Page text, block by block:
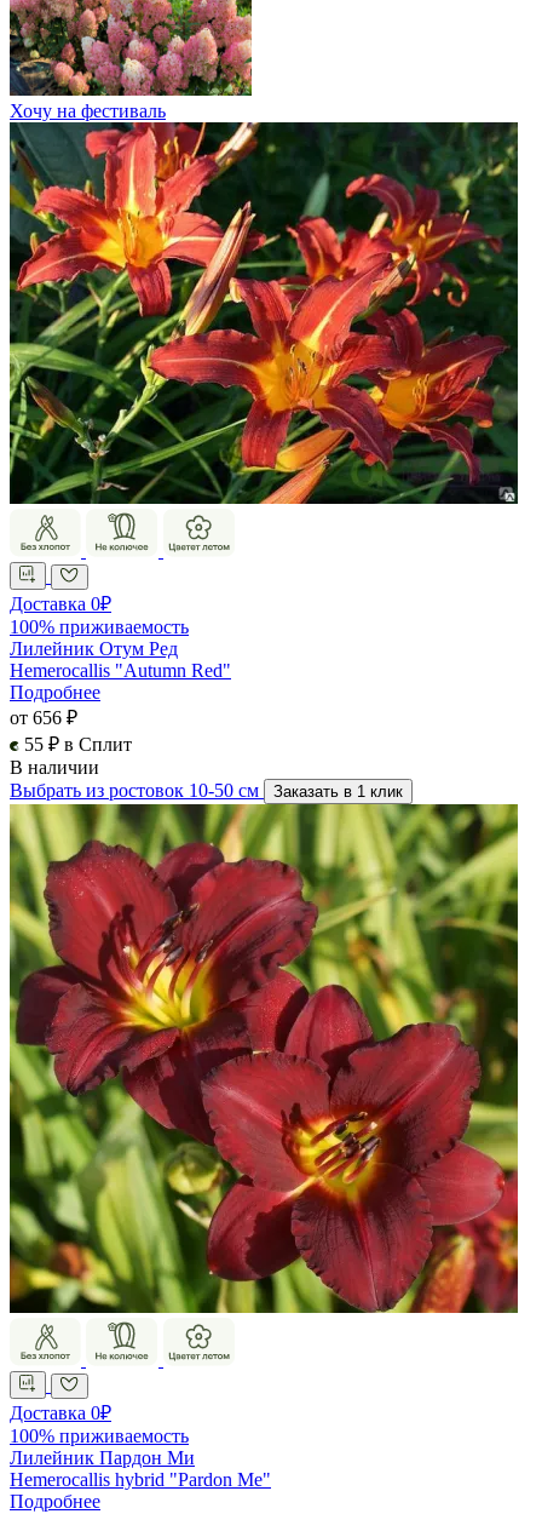
Хочу на фестиваль
Доставка 0₽
100% приживаемость
Лилейник Отум Ред
Hemerocallis "Autumn Red"
Подробнее
от 656 ₽
55 ₽ в Сплит
В наличии
Выбрать из ростовок 10-50 см
Заказать в 1 клик
Доставка 0₽
100% приживаемость
Лилейник Пардон Ми
Hemerocallis hybrid "Pardon Me"
Подробнее